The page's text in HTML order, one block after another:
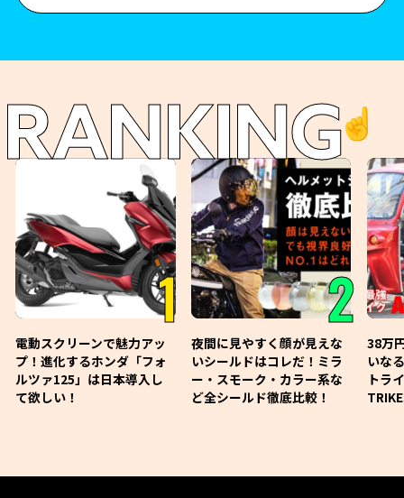
RANKING☝️
1
電動スクリーンで魅力アッ
プ！進化するホンダ「フォ
ルツァ125」は日本導入し
て欲しい！
2
夜間に見やすく顔が見えな
いシールドはコレだ！ミラ
ー・スモーク・カラー系な
ど全シールド徹底比較！
38万
いな
トラ